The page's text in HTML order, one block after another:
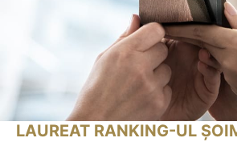
LAUREAT RANKING-UL